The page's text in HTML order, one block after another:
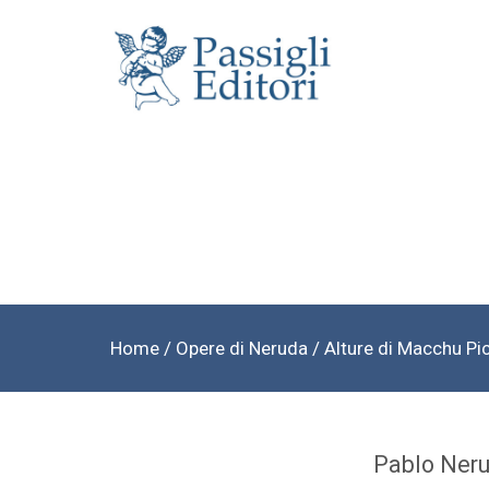
Home/ Opere di Neruda / Alture di Macchu
Pablo